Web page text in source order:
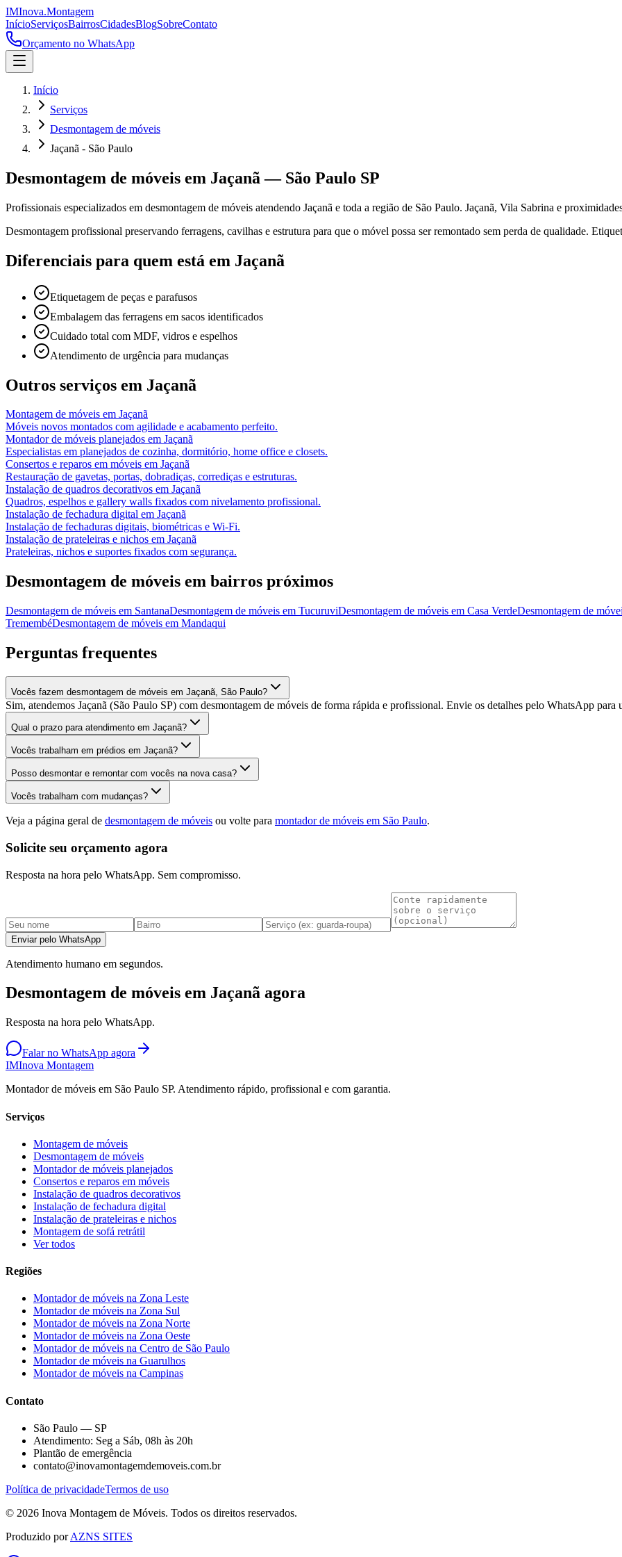
IMInova.Montagem
InícioServiçosBairrosCidadesBlogSobreContato
Orçamento no WhatsApp
Início
Serviços
Desmontagem de móveis
Jaçanã - São Paulo
Desmontagem de móveis em Jaçanã — São Paulo SP
Profissionais especializados em desmontagem de móveis atendendo Jaçanã e toda a região de São Paulo. Jaçanã, Vila Sabrina e
Desmontagem profissional preservando ferragens, cavilhas e estrutura para que o móvel possa ser remontado sem perda de qualidade.
Diferenciais para quem está em Jaçanã
Etiquetagem de peças e parafusos
Embalagem das ferragens em sacos identificados
Cuidado total com MDF, vidros e espelhos
Atendimento de urgência para mudanças
Outros serviços em Jaçanã
Montagem de móveis em Jaçanã
Móveis novos montados com agilidade e acabamento perfeito.
Montador de móveis planejados em Jaçanã
Especialistas em planejados de cozinha, dormitório, home office e closets.
Consertos e reparos em móveis em Jaçanã
Restauração de gavetas, portas, dobradiças, corrediças e estruturas.
Instalação de quadros decorativos em Jaçanã
Quadros, espelhos e gallery walls fixados com nivelamento profissional.
Instalação de fechadura digital em Jaçanã
Instalação de fechaduras digitais, biométricas e Wi-Fi.
Instalação de prateleiras e nichos em Jaçanã
Prateleiras, nichos e suportes fixados com segurança.
Desmontagem de móveis em bairros próximos
Desmontagem de móveis em SantanaDesmontagem de móveis em TucuruviDesmontagem de móveis em Casa VerdeDesmontagem de
TremembéDesmontagem de móveis em Mandaqui
Perguntas frequentes
Vocês fazem desmontagem de móveis em Jaçanã, São Paulo?
Sim, atendemos Jaçanã (São Paulo SP) com desmontagem de móveis de forma rápida e profissional. Envie os detalhes pelo WhatsApp para
Qual o prazo para atendimento em Jaçanã?
Vocês trabalham em prédios em Jaçanã?
Posso desmontar e remontar com vocês na nova casa?
Vocês trabalham com mudanças?
Veja a página geral de desmontagem de móveis ou volte para montador de móveis em São Paulo.
Solicite seu orçamento agora
Resposta na hora pelo WhatsApp. Sem compromisso.
Enviar pelo WhatsApp
Atendimento humano em segundos.
Desmontagem de móveis em Jaçanã agora
Resposta na hora pelo WhatsApp.
Falar no WhatsApp agora
IMInova Montagem
Montador de móveis em São Paulo SP. Atendimento rápido, profissional e com garantia.
Serviços
Montagem de móveis
Desmontagem de móveis
Montador de móveis planejados
Consertos e reparos em móveis
Instalação de quadros decorativos
Instalação de fechadura digital
Instalação de prateleiras e nichos
Montagem de sofá retrátil
Ver todos
Regiões
Montador de móveis na Zona Leste
Montador de móveis na Zona Sul
Montador de móveis na Zona Norte
Montador de móveis na Zona Oeste
Montador de móveis na Centro de São Paulo
Montador de móveis na Guarulhos
Montador de móveis na Campinas
Contato
São Paulo — SP
Atendimento: Seg a Sáb, 08h às 20h
Plantão de emergência
contato@inovamontagemdemoveis.com.br
Política de privacidadeTermos de uso
© 2026 Inova Montagem de Móveis. Todos os direitos reservados.
Produzido porAZNS SITES